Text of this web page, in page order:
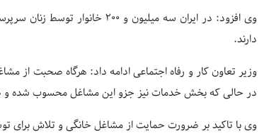
وی افزود: در ایران سه میلیون و
دارند.
وزیر تعاون کار و رفاه اجتماعی ادامه داد: هرگاه صحبت از
در حالی که بخش خدمات نیز جزو این مشاغل محسوب شده و
وی با تاکید بر ضرورت حمایت از مشاغل خانگی و تلاش برای